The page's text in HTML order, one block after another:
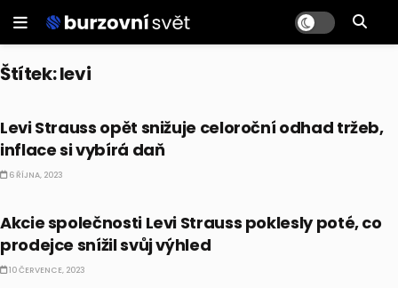
Štítek:levi
Levi Strauss opět snižuje celoroční odhad tržeb,
inflace si vybírá daň
6 ŘÍJNA, 2023
Akcie společnosti Levi Strauss poklesly poté, co
prodejce snížil svůj výhled
10 ČERVENCE, 2023